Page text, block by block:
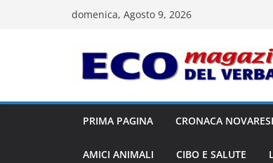
domenica, Agosto 9, 2026
PRIMA PAGINA CRONACA
AMICI ANIMALI CIBO E SALUTE